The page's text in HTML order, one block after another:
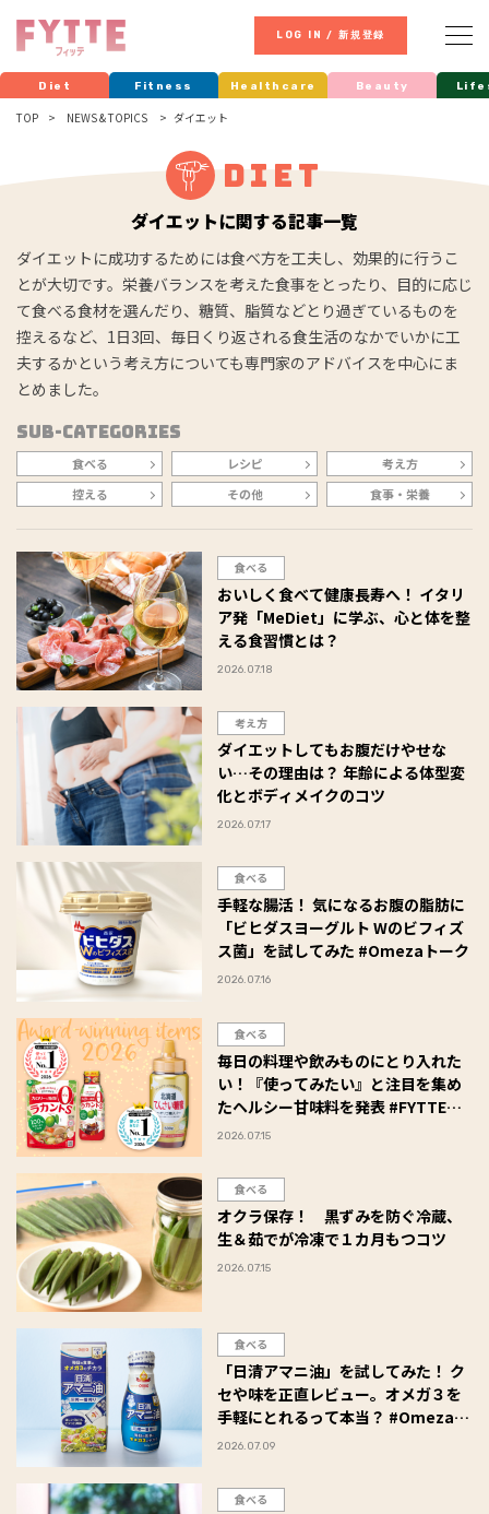
LOG IN / 新規登録
Diet Fitness Healthcare Beauty
TOP NEWS & TOPICS ダイエット
Diet
ダイエットに関する記事一覧
ダイエットに成功するためには食べ方を工夫し、効果的に行うこ
とが大切です。栄養バランスを考えた食事をとったり、目的に応じ
て食べる食材を選んだり、糖質、脂質などとり過ぎているものを
控えるなど、1日3回、毎日くり返される食生活のなかでいかに工
夫するかという考え方についても専門家のアドバイスを中心にま
とめました。
Sub-Categories
食べる レシピ
考え方
控える
その他 食事・栄養
食べる
おいしく食べて健康長寿へ！ イタリ
ア発「MeDiet」に学ぶ、心と体を整
える食習慣とは？
2026.07.18
考え方
ダイエットしてもお腹だけやせな
い…その理由は？ 年齢による体型変
化とボディメイクのコツ
2026.07.17
食べる
手軽な腸活！ 気になるお腹の脂肪に
「ビヒダスヨーグルト Wのビフィズ
ス菌」を試してみた #Omezaトーク
2026.07.16
食べる
毎日の料理や飲みものにとり入れた
い！『使ってみたい』と注目を集め
たヘルシー甘味料を発表 #FYTTE大
賞
2026.07.15
食べる
オクラ保存！ 黒ずみを防ぐ冷蔵、
生＆茹でが冷凍で１カ月もつコツ
2026.07.15
食べる
「日清アマニ油」を試してみた！ ク
セや味を正直レビュー。オメガ３を
手軽にとれるって本当？ #Omezaト
ーク
2026.07.09
食べる